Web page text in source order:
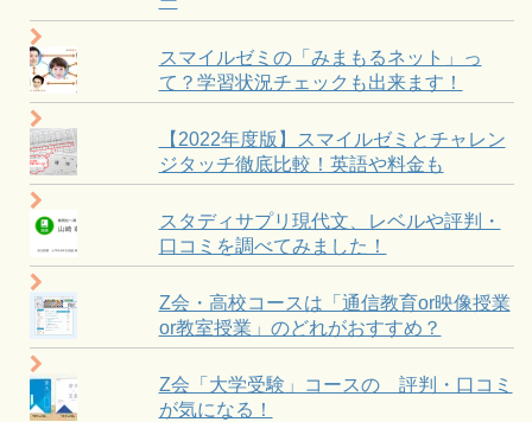
スマイルゼミの「みまもるネット」っ
て？学習状況チェックも出来ます！
【2022年度版】スマイルゼミとチャレン
ジタッチ徹底比較！英語や料金も
スタディサプリ現代文、レベルや評判・
口コミを調べてみました！
Z会・高校コースは「通信教育or映像授業
or教室授業」のどれがおすすめ？
Z会「大学受験」コースの 評判・口コミ
が気になる！